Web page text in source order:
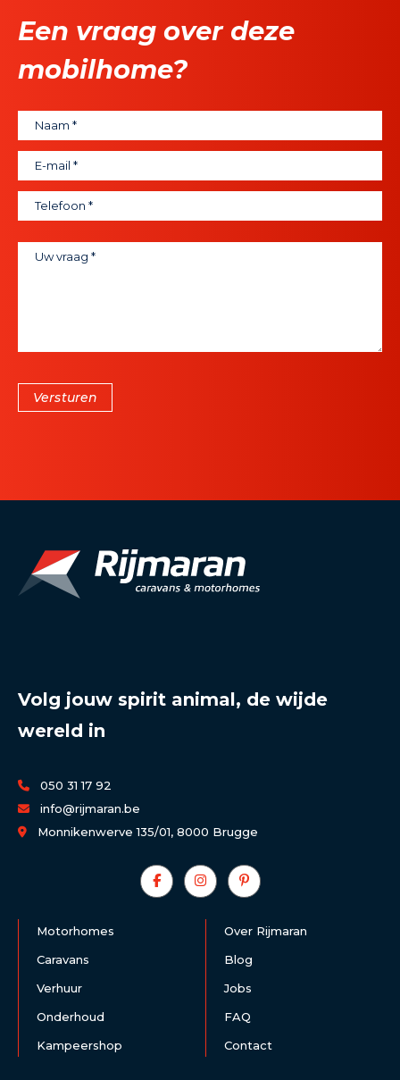
Een vraag over deze
mobilhome?
Versturen
Volg jouw spirit animal, de wijde
wereld in
050 31 17 92
info@rijmaran.be
Monnikenwerve 135/01, 8000 Brugge
Motorhomes
Caravans
Verhuur
Onderhoud
Kampeershop
Over Rijmaran
Blog
Jobs
FAQ
Contact